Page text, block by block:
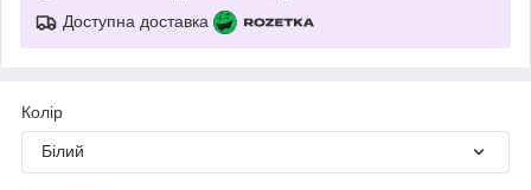
Доступна доставка
Колір
Білий